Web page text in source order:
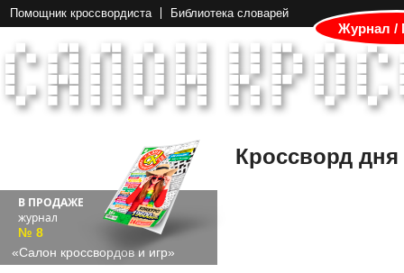
Помощник кроссвордиста Библиотека словарей
Журнал /
В ПРОДАЖЕ
журнал
№ 8
«Салон кроссвордов и игр»
Кроссворд дня